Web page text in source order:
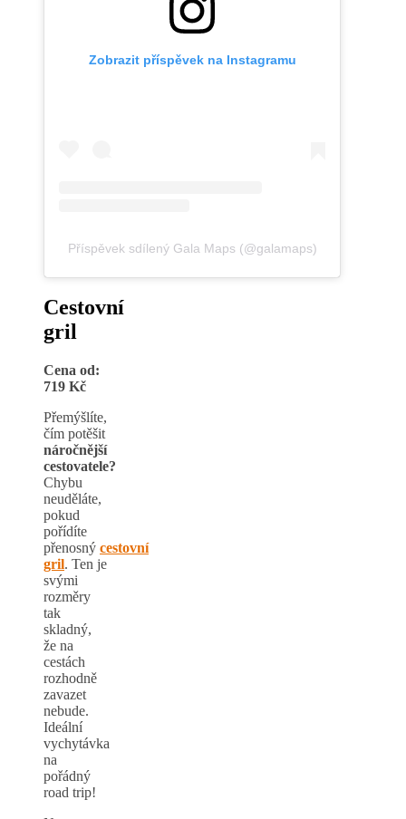
Zobrazit příspěvek na Instagramu
Příspěvek sdílený Gala Maps (@galamaps)
Cestovní
gril
Cena od:
719 Kč
Přemýšlíte,
čím potěšit
náročnější
cestovatele?
Chybu
neuděláte,
pokud
pořídíte
přenosný cestovní
gril. Ten je
svými
rozměry
tak
skladný,
že na
cestách
rozhodně
zavazet
nebude.
Ideální
vychytávka
na
pořádný
road trip!